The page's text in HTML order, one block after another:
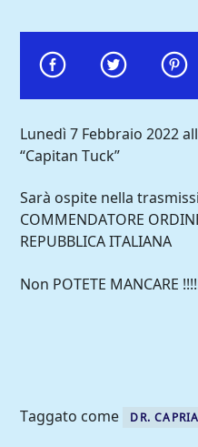
Titolo
Artista
Lunedì 7 Febbraio 2022
“Capitan Tuck”
Sarà ospite nella
COMMENDATORE
REPUBBLICA ITALIANA
Non POTETE MANCARE
Taggato come DR. CAPRIA